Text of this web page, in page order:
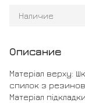
Наличие
Описание
Матеріал верху:
спилок з
Матеріал